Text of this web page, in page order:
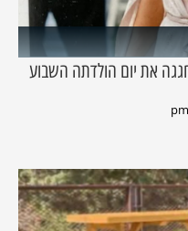
את יום הולדתה השבוע